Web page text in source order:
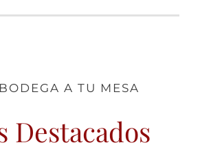
A TU MESA
Destacados